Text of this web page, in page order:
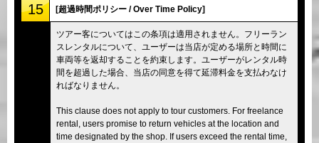
15 [超過時間ポリシー / Over Time Policy]
ツアー客についてはこの条項は適用されません。フリーラン
スレンタルについて、ユーザーは当店が定める場所と時間に
車両等を返却することを約束します。ユーザーがレンタル時
間を超過した場合、当店の同意を得て延滞料金を支払わなけ
ればなりません。
This clause does not apply to tour customers. For freelance
rental, users promise to return vehicles at the location and
time designated by the shop. If users exceed the rental time,